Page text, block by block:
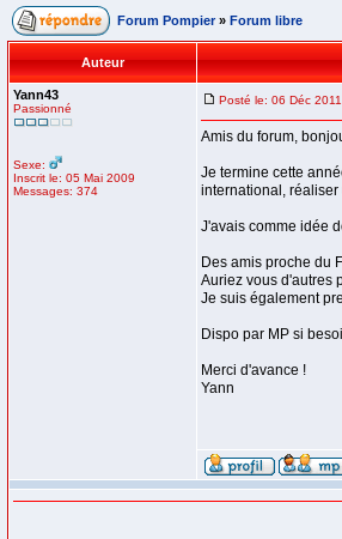
Forum Pompier » Forum libre
Auteur
Yann43
Passionné
Sexe:
Inscrit le: 05 Mai 2009
Messages: 374
Posté le: 06 Déc
Amis du forum,
Je termine cette
international,
J'avais comme idée
Des amis proche du
Auriez vous d'autres
Je suis également
Dispo par MP si
Merci d'avance !
Yann